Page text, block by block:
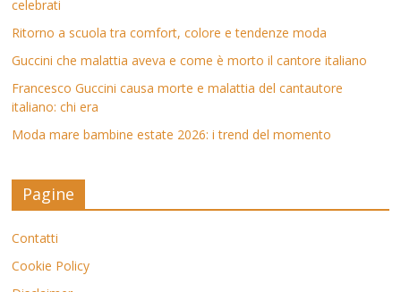
celebrati
Ritorno a scuola tra comfort, colore e tendenze moda
Guccini che malattia aveva e come è morto il cantore italiano
Francesco Guccini causa morte e malattia del cantautore
italiano: chi era
Moda mare bambine estate 2026: i trend del momento
Pagine
Contatti
Cookie Policy